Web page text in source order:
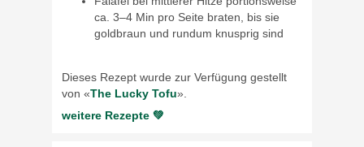
ca. 3–4 Min pro Seite braten, bis sie
goldbraun und rundum knusprig sind
Dieses Rezept wurde zur Verfügung gestellt
von «The Lucky Tofu».
weitere Rezepte 💚